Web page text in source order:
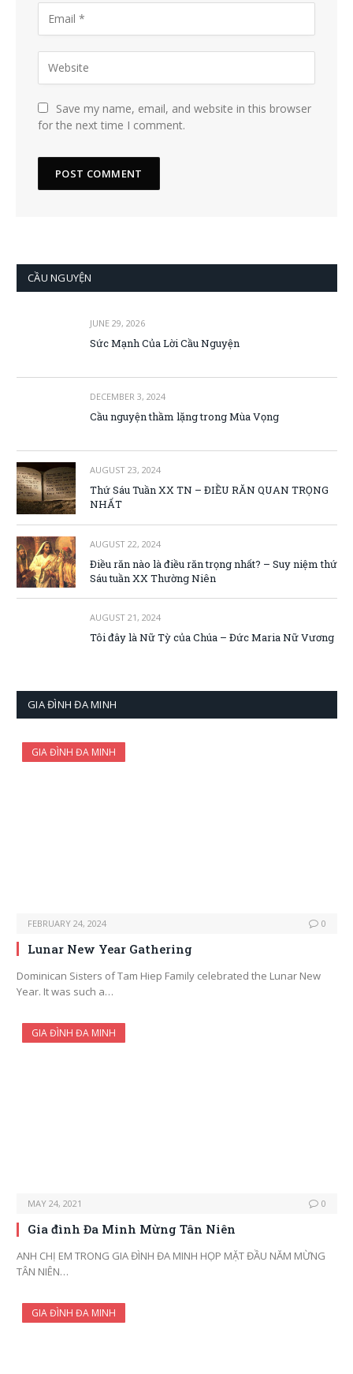
Save my name, email, and website in this browser
for the next time I comment.
CẦU NGUYỆN
JUNE 29, 2026
Sức Mạnh Của Lời Cầu Nguyện
DECEMBER 3, 2024
Cầu nguyện thầm lặng trong Mùa Vọng
AUGUST 23, 2024
Thứ Sáu Tuần XX TN – ĐIỀU RĂN QUAN TRỌNG
NHẤT
AUGUST 22, 2024
Điều răn nào là điều răn trọng nhất? – Suy niệm thứ
Sáu tuần XX Thường Niên
AUGUST 21, 2024
Tôi đây là Nữ Tỳ của Chúa – Đức Maria Nữ Vương
GIA ĐÌNH ĐA MINH
GIA ĐÌNH ĐA MINH
FEBRUARY 24, 2024 0
Lunar New Year Gathering
Dominican Sisters of Tam Hiep Family celebrated the Lunar New
Year. It was such a…
GIA ĐÌNH ĐA MINH
MAY 24, 2021 0
Gia đình Đa Minh Mừng Tân Niên
ANH CHỊ EM TRONG GIA ĐÌNH ĐA MINH HỌP MẶT ĐẦU NĂM MỪNG
TÂN NIÊN…
GIA ĐÌNH ĐA MINH